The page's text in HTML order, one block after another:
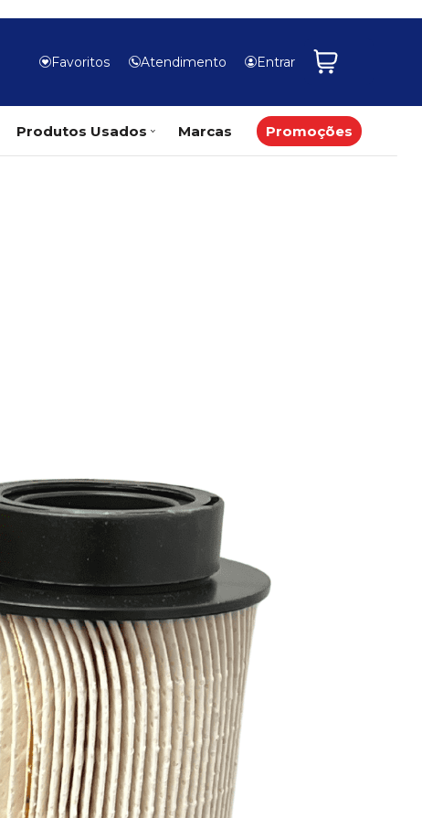
Favoritos Atendimento Entrar
Produtos Usados Marcas Promoções